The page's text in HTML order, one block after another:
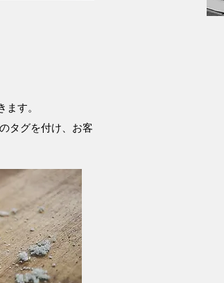
す。
タグを付け、お客